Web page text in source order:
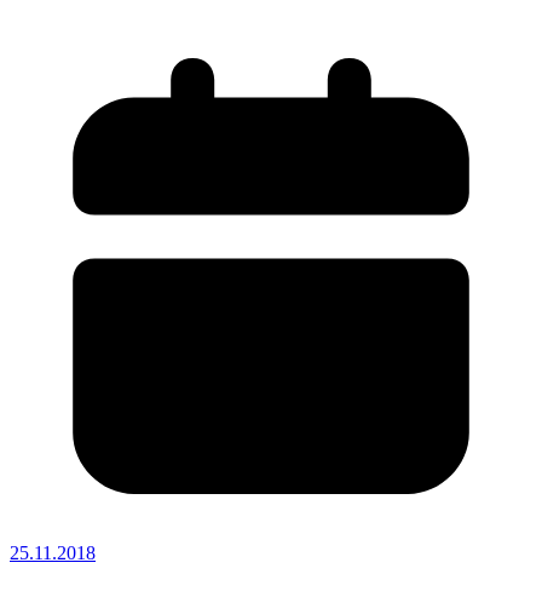
25.11.2018